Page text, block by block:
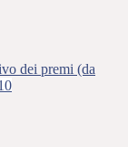
dei premi (da